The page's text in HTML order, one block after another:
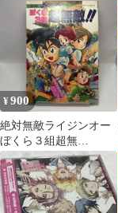
¥900
絶対無敵ライジンオー
ぼくら３組超無
敵！！ アンソロジ
ー ラポート